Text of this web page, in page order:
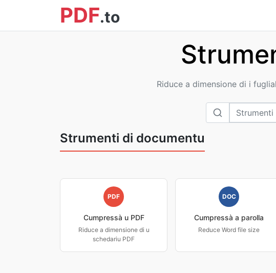
PDF.to
Riduce a dimensione di i
Strumenti di documentu
PDF
Cumpressà u PDF
Riduce a dimensione di u
schedariu PDF
DOC
Cumpressà a parolla
Reduce Word file size